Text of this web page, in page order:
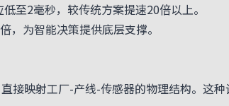
2毫秒，较传统方案提速20倍以上。
为智能决策提供底层支撑。
射工厂-产线-传感器的物理结构。这种